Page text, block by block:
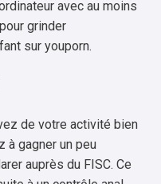
avec au moins
grinder
sur youporn.
de votre activité bien
à gagner un peu
auprès du FISC. Ce